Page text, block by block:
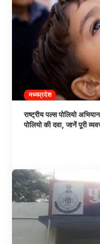
मध्यप्रदेश
राष्ट्रीय पल्स पोलियो
पोलियो की दवा, जानें पूरी